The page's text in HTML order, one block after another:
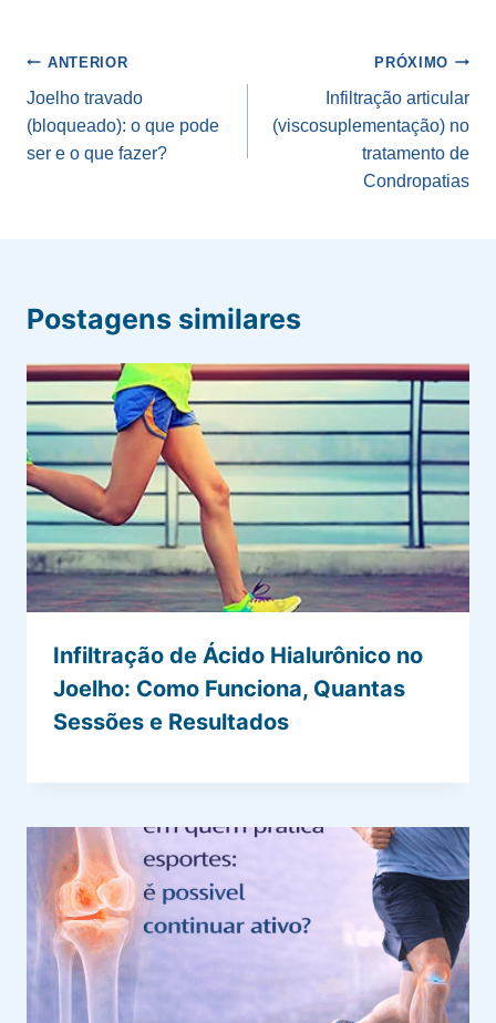
Navegação
de
Post
ANTERIOR
Joelho travado
(bloqueado): o que pode
ser e o que fazer?
PRÓXIMO
Infiltração articular
(viscosuplementação) no
tratamento de
Condropatias
Postagens similares
Infiltração de Ácido Hialurônico no
Joelho: Como Funciona, Quantas
Sessões e Resultados